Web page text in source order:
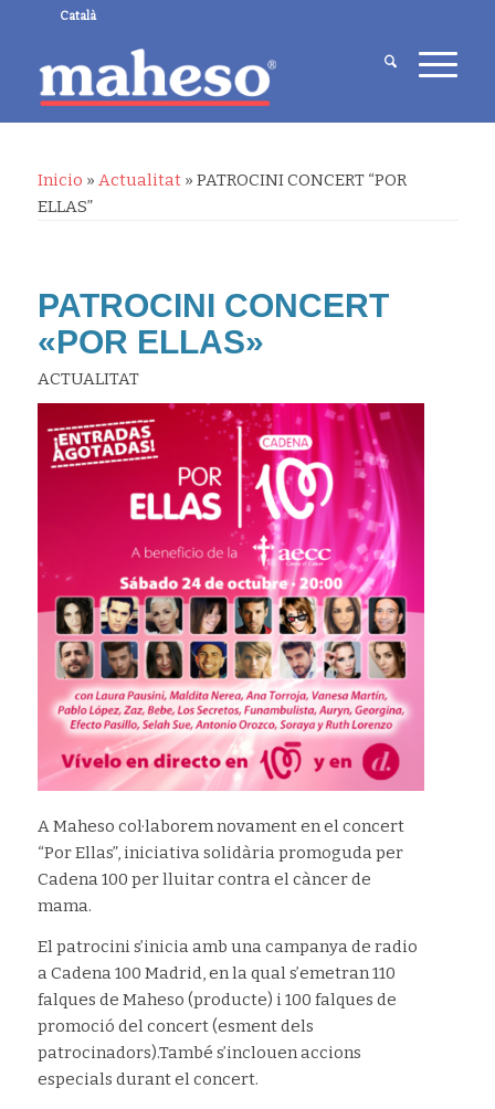
Català
Inicio » Actualitat» PATROCINI CONCERT “POR
ELLAS”
PATROCINI CONCERT
«POR ELLAS»
ACTUALITAT
A Maheso col·laborem novament en el concert
“Por Ellas”, iniciativa solidària promoguda per
Cadena 100 per lluitar contra el càncer de
mama.
El patrocini s’inicia amb una campanya de radio
a Cadena 100 Madrid, en la qual s’emetran 110
falques de Maheso (producte) i 100 falques de
promoció del concert (esment dels
patrocinadors).També s’inclouen accions
especials durant el concert.